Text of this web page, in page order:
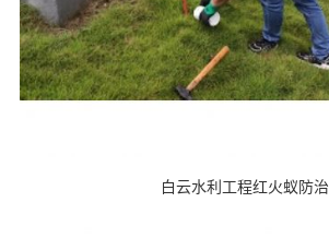
白云水利工程红火蚁防治